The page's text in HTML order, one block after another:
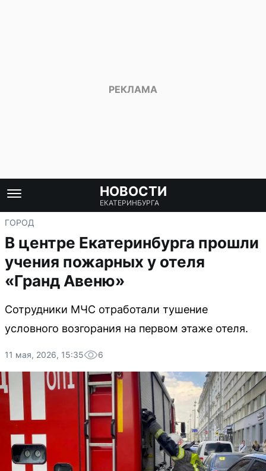
НОВОСТИ
ЕКАТЕРИНБУРГА
ГОРОД
В центре Екатеринбурга прошли
учения пожарных у отеля
«Гранд Авеню»
Сотрудники МЧС отработали тушение
условного возгорания на первом этаже отеля.
11 мая, 2026, 15:35 6